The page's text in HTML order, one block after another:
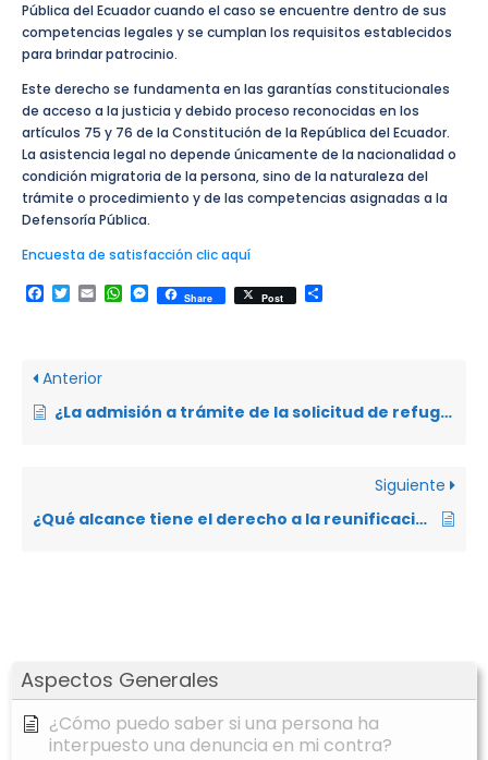
Aspectos Generales
¿Cómo puedo saber si una persona ha
interpuesto una denuncia en mi contra?
Pública del Ecuador cuando el caso se encuentre dentro de sus
competencias legales y se cumplan los requisitos establecidos
para brindar patrocinio.
Este derecho se fundamenta en las garantías constitucionales
de acceso a la justicia y debido proceso reconocidas en los
artículos 75 y 76 de la Constitución de la República del Ecuador.
La asistencia legal no depende únicamente de la nacionalidad o
condición migratoria de la persona, sino de la naturaleza del
trámite o procedimiento y de las competencias asignadas a la
Defensoría Pública.
Encuesta de satisfacción clic aquí
Facebook
Twitter
EmailWhatsApp
Messenger
Share Post
Anterior
¿La admisión a trámite de la solicitud de refugio mediante una visa de solicitante de protección permiten obtener cédula de identidad en el Ecuador?
Siguiente
¿Qué alcance tiene el derecho a la reunificación familiar para los extranjeros con residencia temporal o permanente en el Ecuador?